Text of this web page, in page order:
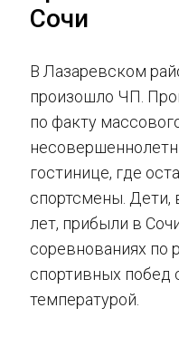
Сочи
В Лазаревском
произошло ЧП.
по факту
гостинице, где
спортсмены. Дети,
лет, прибыли в
соревнованиях по
спортивных побед
температурой.